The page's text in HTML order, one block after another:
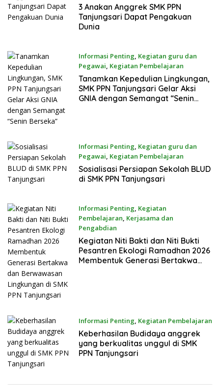
14 April 2026
3 Anakan Anggrek SMK PPN
Tanjungsari Dapat Pengakuan
Dunia
Informasi Penting, Kegiatan guru dan
Pegawai, Kegiatan Pembelajaran
6 April 2026
Tanamkan Kepedulian Lingkungan,
SMK PPN Tanjungsari Gelar Aksi
GNIA dengan Semangat “Senin
Informasi Penting, Kegiatan guru dan
Pegawai, Kegiatan Pembelajaran
16 Maret 2026
Sosialisasi Persiapan Sekolah BLUD
di SMK PPN Tanjungsari
Informasi Penting, Kegiatan
Pembelajaran, Kerjasama dan
Pengabdian
13 Maret 2026
Kegiatan Niti Bakti dan Niti Bukti
Pesantren Ekologi Ramadhan 2026
Membentuk Generasi Bertakwa
Informasi Penting, Kegiatan Pembelajaran
3 Maret 2026
Keberhasilan Budidaya anggrek
yang berkualitas unggul di SMK
PPN Tanjungsari